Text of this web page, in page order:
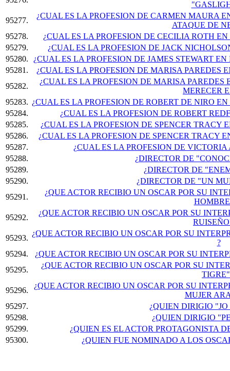
95277.
¿CUAL ES LA PROFESION DE CARMEN MAURA
ATAQUE DE
95278.
¿CUAL ES LA PROFESION DE CECILIA ROTH
95279.
¿CUAL ES LA PROFESION DE JACK
95280.
¿CUAL ES LA PROFESION DE JAMES STEWART
95281.
¿CUAL ES LA PROFESION DE MARISA PAREDES
95282.
¿CUAL ES LA PROFESION DE MARISA
MERECER
95283. ¿CUAL ES LA PROFESION DE ROBERT DE NIRO
95284.
¿CUAL ES LA PROFESION DE ROBERT
95285.
¿CUAL ES LA PROFESION DE SPENCER
95286.
¿CUAL ES LA PROFESION DE SPENCER TRACY
95287.
¿CUAL ES LA PROFESION DE
95288.
¿DIRECTOR DE
95289.
¿DIRECTOR DE
95290.
¿DIRECTOR DE "UN
95291.
¿QUE ACTOR RECIBIO UN OSCAR POR SU
95292.
¿QUE ACTOR RECIBIO UN OSCAR POR SU
95293.
¿QUE ACTOR RECIBIO UN OSCAR POR SU
?
95294.
¿QUE ACTOR RECIBIO UN OSCAR POR SU
95295.
¿QUE ACTOR RECIBIO UN OSCAR POR SU
95296.
¿QUE ACTOR RECIBIO UN OSCAR POR SU
MUJER
95297.
¿QUIEN DIRIGIO
95298.
¿QUIEN DIRIGIO
95299.
¿QUIEN ES EL ACTOR PROTAGONISTA
95300.
¿QUIEN FUE NOMINADO A LOS